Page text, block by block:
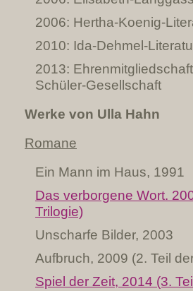
2006: Hertha-Koenig-
2010: Ida-Dehmel-
2013:
Schüler-Gesellschaft
Werke von Ulla Hahn
Romane
Ein Mann im Haus, 1991
Das verborgene Wort.
Trilogie)
Unscharfe Bilder, 2003
Aufbruch, 2009 (2. Teil
Spiel der Zeit, 2014 (3.